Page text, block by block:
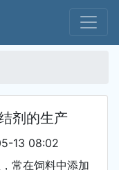
剂的生产
13 08:02
常在饲料中添加